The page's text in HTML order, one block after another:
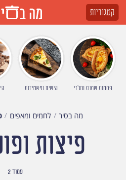
קטגוריות
פסטות שמנת וחלבי קישים ופשטידות
מה בסיר לחמים ומאפים
פיצות
עמוד 2